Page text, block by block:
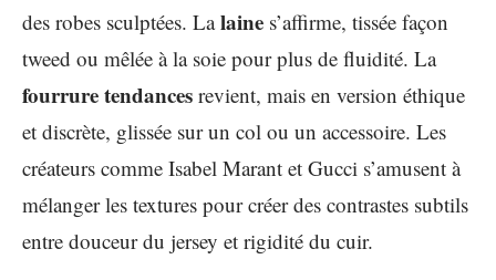
des robes sculptées. Lalaine s’affirme, tissée façon
tweed ou mêlée à la soie pour plus de fluidité. La
fourrure tendances revient, mais en version éthique
et discrète, glissée sur un col ou un accessoire. Les
créateurs comme Isabel Marant et Gucci s’amusent à
mélanger les textures pour créer des contrastes subtils
entre douceur du jersey et rigidité du cuir.